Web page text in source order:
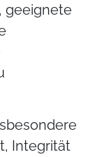
geeignete
Integrität